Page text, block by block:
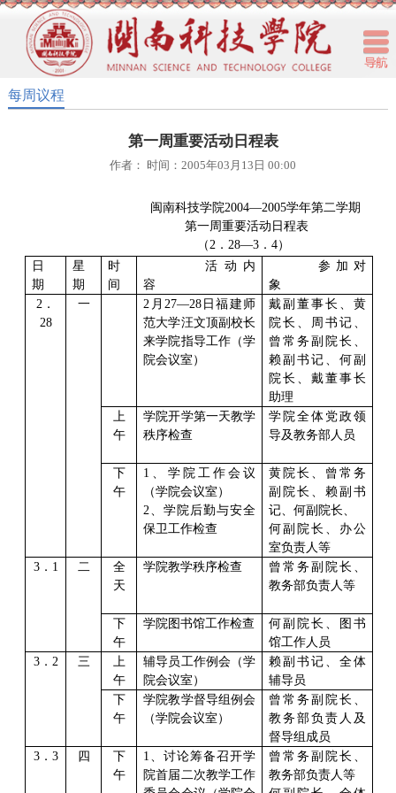
每周议程
第一周重要活动日程表
作者： 时间：2005年03月13日 00:00
闽南科技学院2004—2005学年第二学期
第一周重要活动日程表
（ 2 ． 28—3． 4）
日
期
星
期
时
间
活动内
容
参加对
象
2 ．
28
一 2 月 27—28日福建师
范大学汪文顶副校长
来学院指导工作（学
院会议室）
戴副董事长、黄
院长、周书记、
曾常务副院长、
赖副书记、何副
院长、戴董事长
助理
上
午
学院开学第一天教学
秩序检查
学院全体党政领
导及教务部人员
下
午
1
、学院工作会议
（学院会议室）
2 、学院后勤与安全
保卫工作检查
黄院长、曾常务
副院长、赖副书
记、何副院长、
何副院长、办公
室负责人等
3． 1 二
全
天
学院教学秩序检查
曾常务副院长、
教务部负责人等
下
午
学院图书馆工作检查
何副院长、图书
馆工作人员
3． 2 三
上
午
辅导员工作例会（学
院会议室）
赖副书记、全体
辅导员
下
午
学院教学督导组例会
（学院会议室）
曾常务副院长、
教务部负责人及
督导组成员
3． 3 四
下
午
1
、讨论筹备召开学
院首届二次教学工作
曾常务副院长、
教务部负责人等